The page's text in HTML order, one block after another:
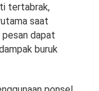
tertabrak,
saat
dapat
buruk